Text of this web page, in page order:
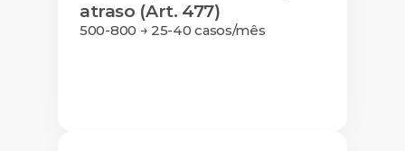
atraso (Art. 477)
500-800 → 25-40 casos/mês